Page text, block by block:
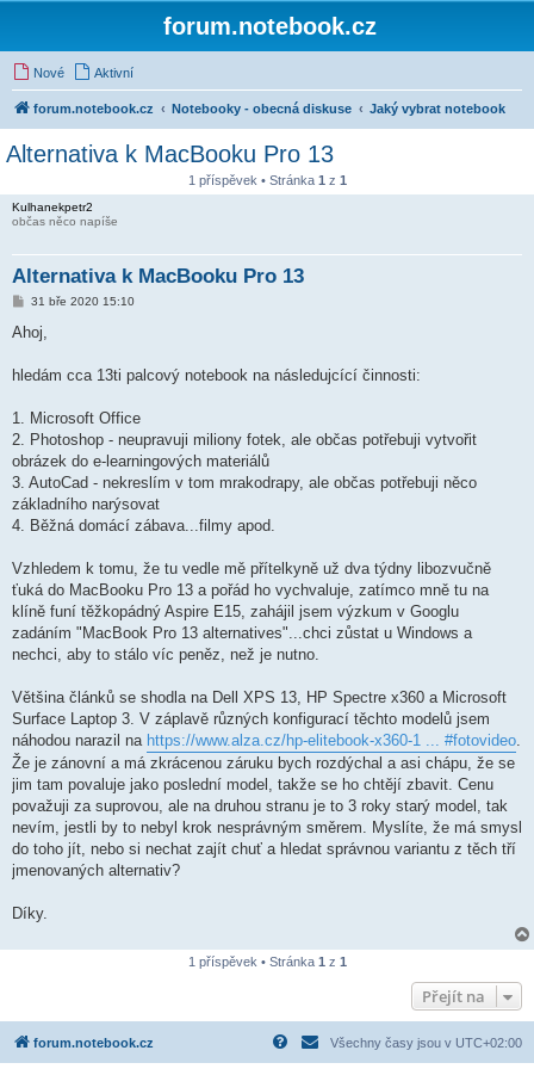
forum.notebook.cz
Nové Aktivní
forum.notebook.cz Notebooky - obecná diskuse Jaký vybrat notebook
Alternativa k MacBooku Pro 13
1 příspěvek • Stránka 1 z 1
Kulhanekpetr2
občas něco napíše
Alternativa k MacBooku Pro 13
P
í
ě
k
31 bře 2020 15:10
Ahoj,
hledám cca 13ti palcový notebook na následujcící činnosti:
1. Microsoft Office
2. Photoshop - neupravuji miliony fotek, ale občas potřebuji vytvořit
obrázek do e-learningových materiálů
3. AutoCad - nekreslím v tom mrakodrapy, ale občas potřebuji něco
základního narýsovat
4. Běžná domácí zábava...filmy apod.
Vzhledem k tomu, že tu vedle mě přítelkyně už dva týdny libozvučně
ťuká do MacBooku Pro 13 a pořád ho vychvaluje, zatímco mně tu na
klíně funí těžkopádný Aspire E15, zahájil jsem výzkum v Googlu
zadáním "MacBook Pro 13 alternatives"...chci zůstat u Windows a
nechci, aby to stálo víc peněz, než je nutno.
Většina článků se shodla na Dell XPS 13, HP Spectre x360 a Microsoft
Surface Laptop 3. V záplavě různých konfigurací těchto modelů jsem
náhodou narazil na https://www.alza.cz/hp-elitebook-x360-1 ... #fotovideo.
Že je zánovní a má zkrácenou záruku bych rozdýchal a asi chápu, že se
jim tam povaluje jako poslední model, takže se ho chtějí zbavit. Cenu
považuji za suprovou, ale na druhou stranu je to 3 roky starý model, tak
nevím, jestli by to nebyl krok nesprávným směrem. Myslíte, že má smysl
do toho jít, nebo si nechat zajít chuť a hledat správnou variantu z těch tří
jmenovaných alternativ?
Díky.
1 příspěvek • Stránka 1 z 1
Přejít na
forum.notebook.cz Všechny časy jsou v UTC+02:00